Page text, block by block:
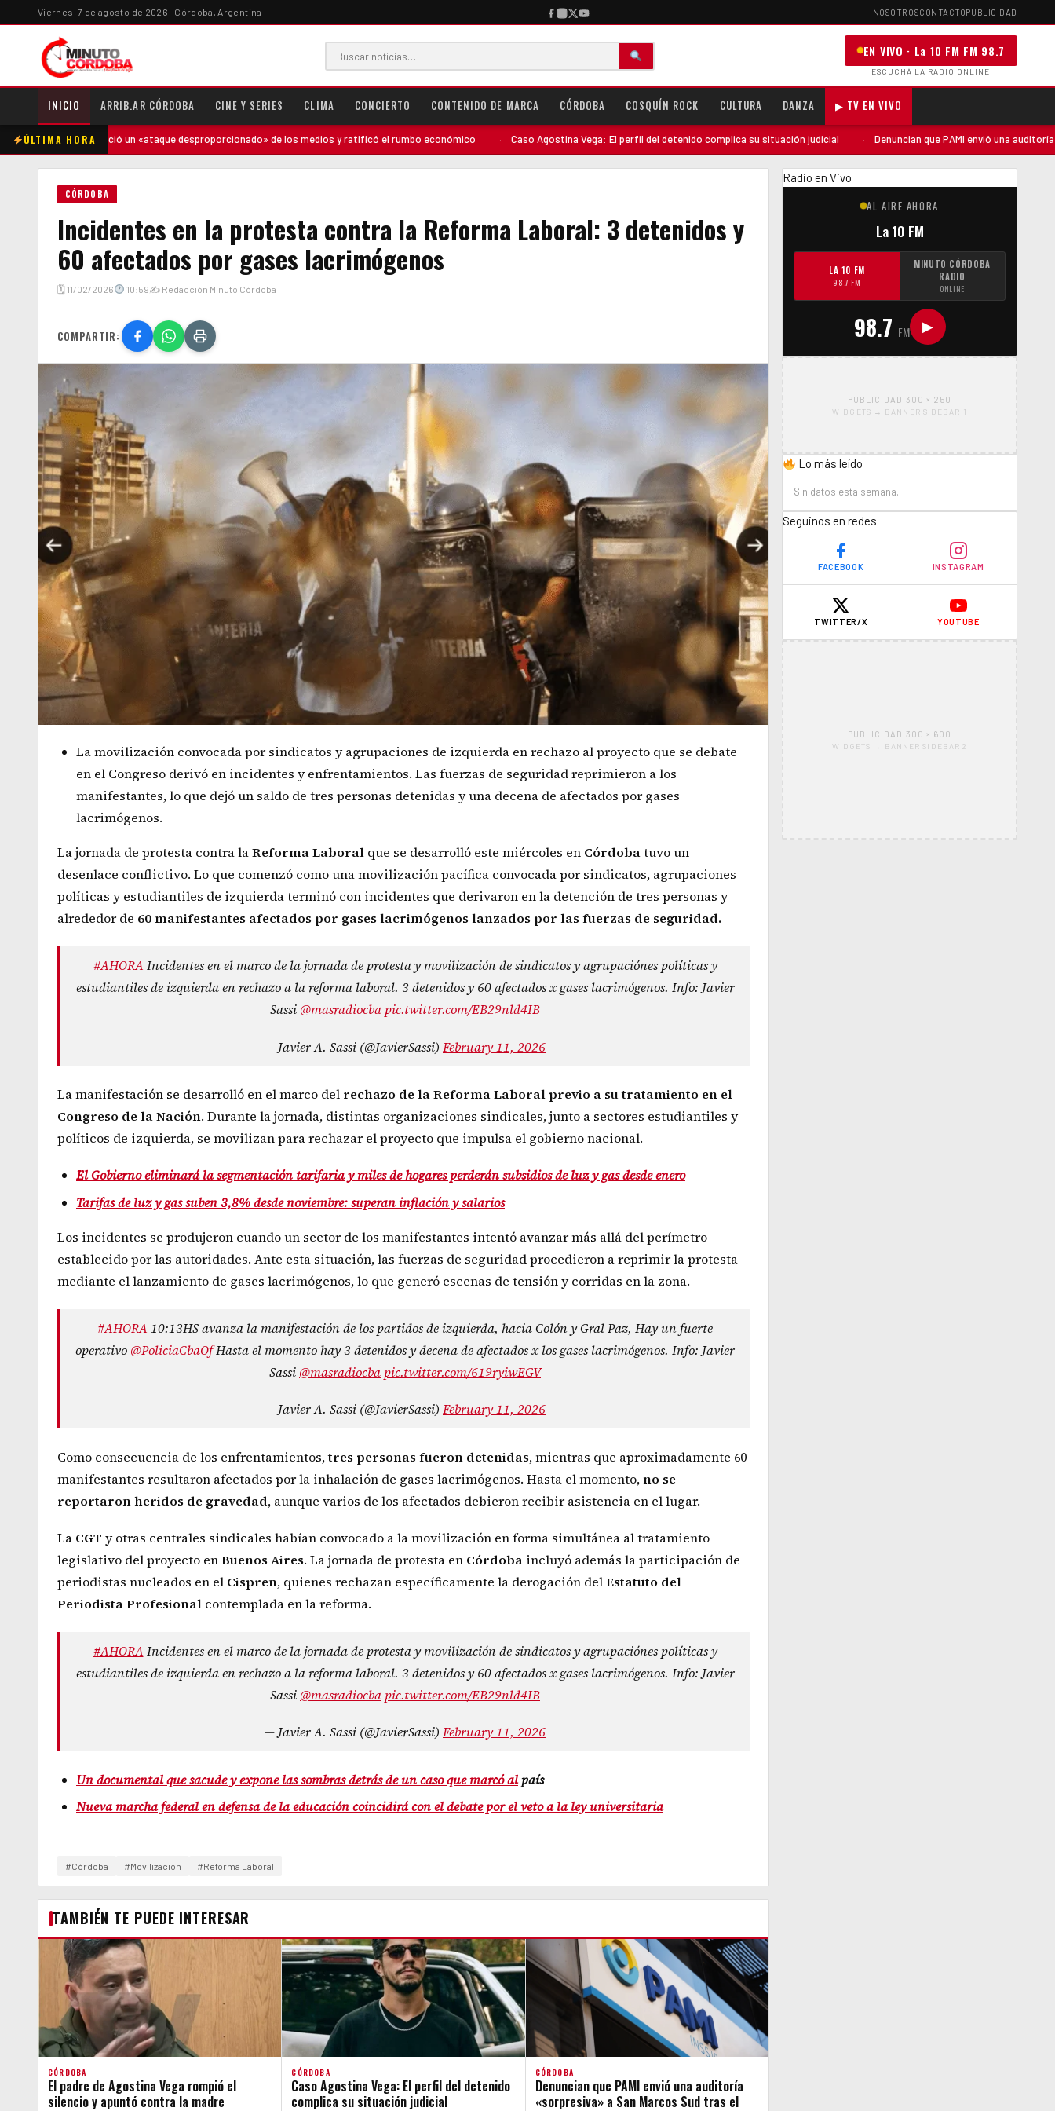
Viernes, 7 de agosto de 2026 · Córdoba, Argentina NOSOTROSCONTACTOPUBLICIDAD
EN VIVO · La 10 FM FM 98.7
ESCUCHÁ LA RADIO ONLINE
INICIO ARRIB.AR CÓRDOBA CINE Y SERIES CLIMA CONCIERTO CONTENIDO DE MARCA CÓRDOBA COSQUÍN ROCK CULTURA DANZA ▶ TV EN VIVO
ÚLTIMA HORA
denunció un «ataque desproporcionado» de los medios y ratificó el rumbo económico · Caso Agostina Vega: El perfil del detenido complica su situación judicial · Denuncian que PAMI envió una auditoría
CÓRDOBA
Incidentes en la protesta contra la Reforma Laboral: 3 detenidos y
60 afectados por gases lacrimógenos
🗓 11/02/2026 10:59✍ Redacción Minuto Córdoba
COMPARTIR:
La movilización convocada por sindicatos y agrupaciones de izquierda en rechazo al proyecto que se debate
en el Congreso derivó en incidentes y enfrentamientos. Las fuerzas de seguridad reprimieron a los
manifestantes, lo que dejó un saldo de tres personas detenidas y una decena de afectados por gases
lacrimógenos.
La jornada de protesta contra laReforma Laboral que se desarrolló este miércoles en Córdobatuvo un
desenlace conflictivo. Lo que comenzó como una movilización pacífica convocada por sindicatos, agrupaciones
políticas y estudiantiles de izquierda terminó con incidentes que derivaron en la detención de tres personas y
alrededor de 60 manifestantes afectados por gases lacrimógenos lanzados por las fuerzas de seguridad.
#AHORA Incidentes en el marco de la jornada de protesta y movilización de sindicatos y agrupaciónes políticas y
estudiantiles de izquierda en rechazo a la reforma laboral. 3 detenidos y 60 afectados x gases lacrimógenos. Info: Javier
Sassi @masradiocba pic.twitter.com/EB29nld4IB
— Javier A. Sassi (@JavierSassi) February 11, 2026
La manifestación se desarrolló en el marco del rechazo de la Reforma Laboral previo a su tratamiento en el
Congreso de la Nación. Durante la jornada, distintas organizaciones sindicales, junto a sectores estudiantiles y
políticos de izquierda, se movilizan para rechazar el proyecto que impulsa el gobierno nacional.
El Gobierno eliminará la segmentación tarifaria y miles de hogares perderán subsidios de luz y gas desde enero
Tarifas de luz y gas suben 3,8% desde noviembre: superan inflación y salarios
Los incidentes se produjeron cuando un sector de los manifestantes intentó avanzar más allá del perímetro
establecido por las autoridades. Ante esta situación, las fuerzas de seguridad procedieron a reprimir la protesta
mediante el lanzamiento de gases lacrimógenos, lo que generó escenas de tensión y corridas en la zona.
#AHORA 10:13HS avanza la manifestación de los partidos de izquierda, hacia Colón y Gral Paz, Hay un fuerte
operativo @PoliciaCbaOfHasta el momento hay 3 detenidos y decena de afectados x los gases lacrimógenos. Info: Javier
Sassi @masradiocba pic.twitter.com/619ryiwEGV
— Javier A. Sassi (@JavierSassi) February 11, 2026
Como consecuencia de los enfrentamientos,tres personas fueron detenidas,mientras que aproximadamente 60
manifestantes resultaron afectados por la inhalación de gases lacrimógenos. Hasta el momento,no se
reportaron heridos de gravedad, aunque varios de los afectados debieron recibir asistencia en el lugar.
La CGT y otras centrales sindicales habían convocado a la movilización en forma simultánea al tratamiento
legislativo del proyecto enBuenos Aires. La jornada de protesta en Córdoba incluyó además la participación de
periodistas nucleados en el Cispren, quienes rechazan específicamente la derogación delEstatuto del
Periodista Profesional contemplada en la reforma.
#AHORA Incidentes en el marco de la jornada de protesta y movilización de sindicatos y agrupaciónes políticas y
estudiantiles de izquierda en rechazo a la reforma laboral. 3 detenidos y 60 afectados x gases lacrimógenos. Info: Javier
Sassi @masradiocba pic.twitter.com/EB29nld4IB
— Javier A. Sassi (@JavierSassi) February 11, 2026
Un documental que sacude y expone las sombras detrás de un caso que marcó alpaís
Nueva marcha federal en defensa de la educación coincidirá con el debate por el veto a la ley universitaria
#Córdoba #Movilización #Reforma Laboral
TAMBIÉN TE PUEDE INTERESAR
CÓRDOBA
El padre de Agostina Vega rompió el
silencio y apuntó contra la madre
CÓRDOBA
Caso Agostina Vega: El perfil del detenido
complica su situación judicial
CÓRDOBA
Denuncian que PAMI envió una auditoría
«sorpresiva» a San Marcos Sud tras el
Radio en Vivo
AL AIRE AHORA
La 10 FM
LA 10 FM
98.7 FM
MINUTO CÓRDOBA
RADIO
ONLINE
98.7 FM ▶
PUBLICIDAD 300 × 250
WIDGETS → BANNER SIDEBAR 1
Lo más leído
Sin datos esta semana.
Seguinos en redes
FACEBOOK INSTAGRAM
TWITTER/X YOUTUBE
PUBLICIDAD 300 × 600
WIDGETS → BANNER SIDEBAR 2